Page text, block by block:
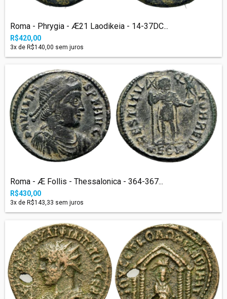
Roma - Phrygia - Æ21 Laodikeia - 14-37DC...
R$420,00
3x de R$140,00 sem juros
Roma - Æ Follis - Thessalonica - 364-367...
R$430,00
3x de R$143,33 sem juros